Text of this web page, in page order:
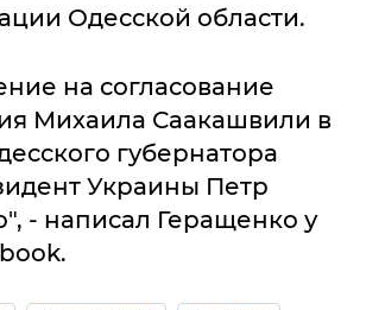
Одесской области.
на согласование
Михаила Саакашвили в
губернатора
Украины Петр
- написал Геращенко у